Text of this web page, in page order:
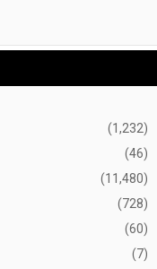
(1,232)
(46)
(11,480)
(728)
(60)
(7)